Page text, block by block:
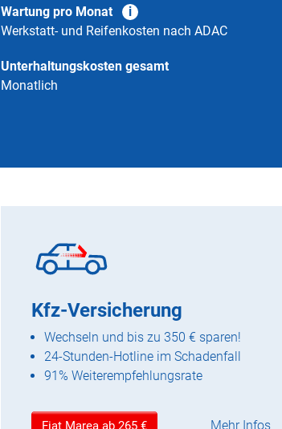
Wartung pro Monat
Werkstatt- und Reifenkosten nach ADAC
Unterhaltungskosten gesamt
Monatlich
Kfz-Versicherung
Wechseln und bis zu 350 € sparen!
24-Stunden-Hotline im Schadenfall
91% Weiterempfehlungsrate
Fiat Marea ab 265 € Mehr Infos